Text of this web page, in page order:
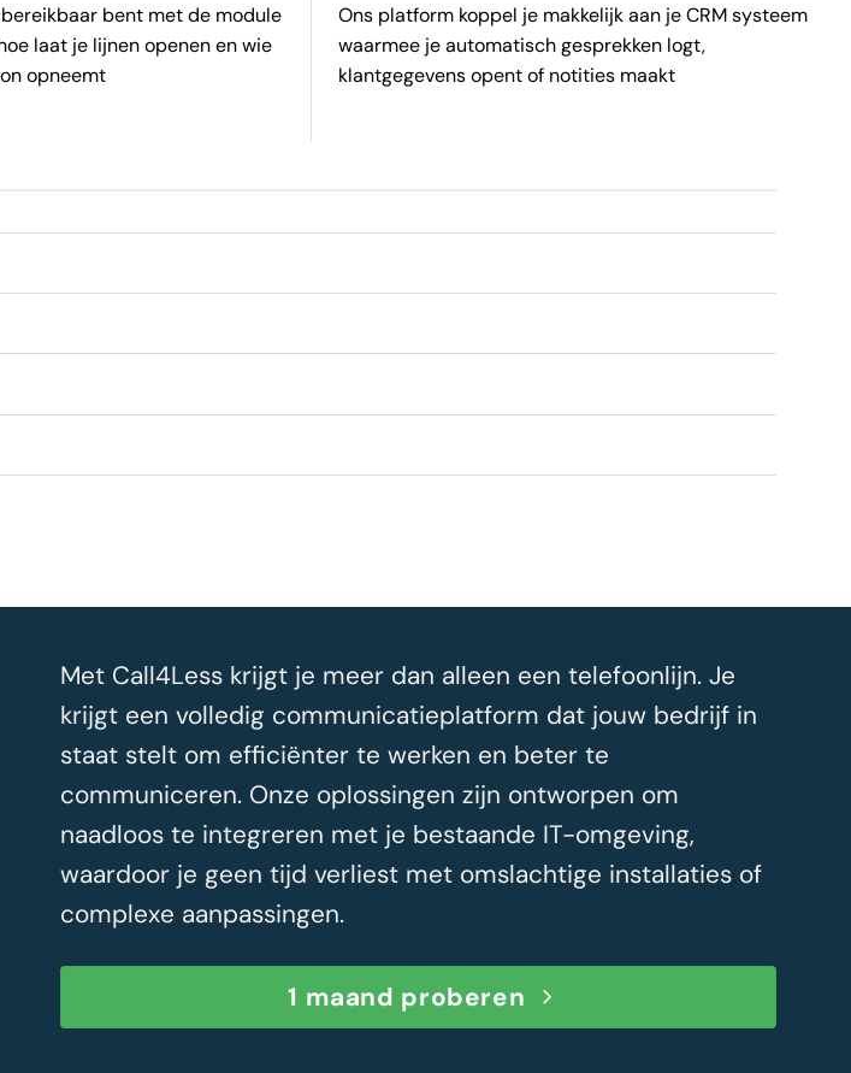
bent met de module
laat je lijnen openen en wie
opneemt
Ons platform koppel je makkelijk aan je CRM systeem
waarmee je automatisch gesprekken logt,
klantgegevens opent of notities maakt
Met Call4Less krijgt je meer dan alleen een telefoonlijn. Je
krijgt een volledig communicatieplatform dat jouw bedrijf in
staat stelt om efficiënter te werken en beter te
communiceren. Onze oplossingen zijn ontworpen om
naadloos te integreren met je bestaande IT-omgeving,
waardoor je geen tijd verliest met omslachtige installaties of
complexe aanpassingen.
1 maand proberen